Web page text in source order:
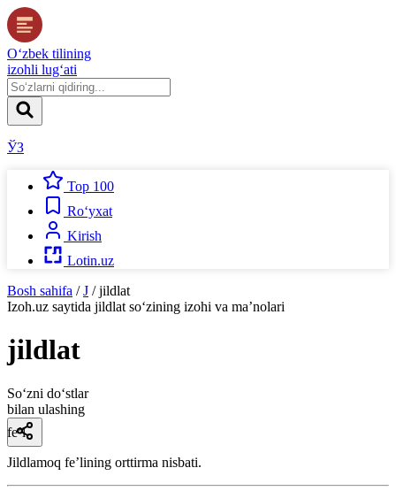
O‘zbek tilining
izohli lug‘ati
ЎЗ
Top 100
Ro‘yxat
Kirish
Lotin.uz
Bosh sahifa / J / jildlat
Izoh.uz saytida jildlat so‘zining izohi va ma’nolari
jildlat
So‘zni do‘stlar
bilan ulashing
fe’l
Jildlamoq feʼlining orttirma nisbati.